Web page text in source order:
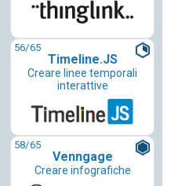
56/65
Timeline.JS
Creare linee temporali
interattive
58/65
Venngage
Creare infografiche